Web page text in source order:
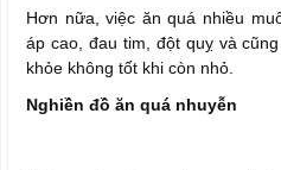
Hơn nữa, việc ăn quá nhiều
áp cao, đau tim, đột quỵ và
khỏe không tốt khi còn nhỏ.
Nghiền đồ ăn quá nhuyễn